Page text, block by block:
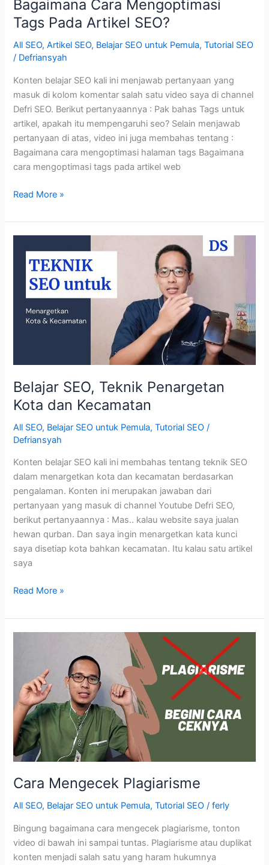
Bagaimana Cara Mengoptimasi
Tags Pada Artikel SEO?
All SEO,Artikel SEO, Belajar SEO untuk Pemula,Tutorial SEO
/ Defriansyah
Konten belajar SEO kali ini menjawab pertanyaan yang
masuk di kolom komentar salah satu video saya di channel
Defri SEO. Berikut pertanyaannya : Pak bahas Tags untuk
artikel, apakah itu mempengaruhi seo? Selain menjawab
pertanyaan di atas, video ini juga membahas tentang :
Bagaimana cara mengoptimasi halaman tags Bagaimana
cara mengoptimasi tags pada artikel web
Bagaimana
Mengoptimasi
Tags
Pada
Artikel
SEO?
Read More »
Belajar SEO, Teknik Penargetan
Kota dan Kecamatan
All SEO, Belajar SEO untuk Pemula,Tutorial SEO /
Defriansyah
Konten belajar SEO kali ini membahas tentang teknik SEO
dalam menargetkan kota dan kecamatan berdasarkan
pengalaman. Konten ini merupakan jawaban dari
pertanyaan yang masuk di channel Youtube Defri SEO,
berikut pertanyaannya : Mas.. kalau website saya jualan
hewan qurban. Dan saya ingin menargetkan kata kunci
saya disetiap kota bahkan kecamatan. Itu kalau satu artikel
saya
Belajar
Teknik
Penargetan
Kecamatan
Read More »
Cara Mengecek Plagiarisme
All SEO, Belajar SEO untuk Pemula,Tutorial SEO /ferly
Bingung bagaimana cara mengecek plagiarisme, tonton
video di bawah ini sampai tuntas. Plagiarisme atau duplikat
konten menjadi salah satu yang haram hukumnya